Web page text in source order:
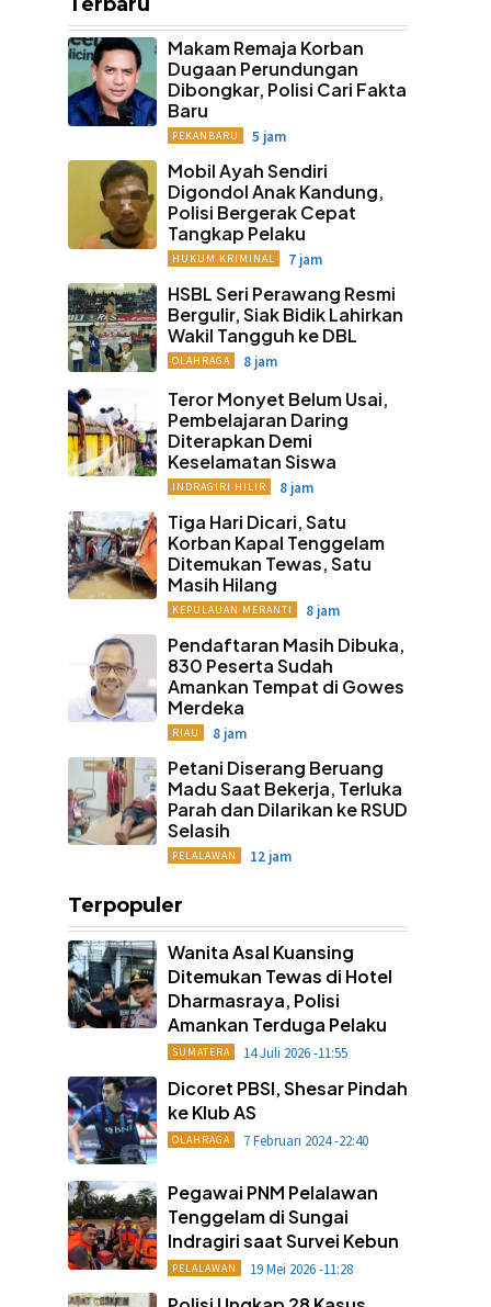
Makam Remaja Korban
Dugaan Perundungan
Dibongkar, Polisi Cari Fakta
Baru
PEKANBARU 5 jam
Mobil Ayah Sendiri
Digondol Anak Kandung,
Polisi Bergerak Cepat
Tangkap Pelaku
HUKUM KRIMINAL 7 jam
HSBL Seri Perawang Resmi
Bergulir, Siak Bidik Lahirkan
Wakil Tangguh ke DBL
OLAHRAGA 8 jam
Teror Monyet Belum Usai,
Pembelajaran Daring
Diterapkan Demi
Keselamatan Siswa
INDRAGIRI HILIR 8 jam
Tiga Hari Dicari, Satu
Korban Kapal Tenggelam
Ditemukan Tewas, Satu
Masih Hilang
KEPULAUAN MERANTI 8 jam
Pendaftaran Masih Dibuka,
830 Peserta Sudah
Amankan Tempat di Gowes
Merdeka
RIAU 8 jam
Petani Diserang Beruang
Madu Saat Bekerja, Terluka
Parah dan Dilarikan ke RSUD
Selasih
PELALAWAN 12 jam
Terpopuler
Wanita Asal Kuansing
Ditemukan Tewas di Hotel
Dharmasraya, Polisi
Amankan Terduga Pelaku
SUMATERA 14 Juli 2026 -11:55
Dicoret PBSI, Shesar Pindah
ke Klub AS
OLAHRAGA 7 Februari 2024 -22:40
Pegawai PNM Pelalawan
Tenggelam di Sungai
Indragiri saat Survei Kebun
PELALAWAN 19 Mei 2026 -11:28